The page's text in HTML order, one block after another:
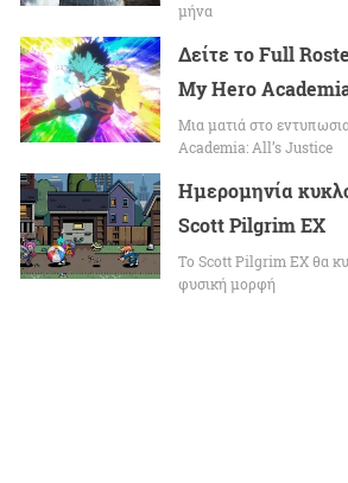
μήνα
Δείτε το Full
My Hero
Μια ματιά στο
Academia: All’s Justice
Ημερομηνία
Scott Pilgrim EX
Το Scott Pilgrim EX θα
φυσική μορφή